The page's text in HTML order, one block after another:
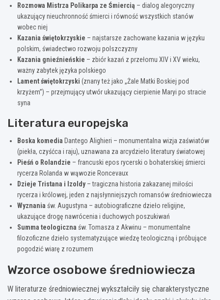
Rozmowa Mistrza Polikarpa ze Śmiercią – dialog alegoryczny
ukazujący nieuchronność śmierci i równość wszystkich stanów
wobec niej
Kazania świętokrzyskie – najstarsze zachowane kazania w języku
polskim, świadectwo rozwoju polszczyzny
Kazania gnieźnieńskie – zbiór kazań z przełomu XIV i XV wieku,
ważny zabytek języka polskiego
Lament świętokrzyski (znany też jako „Żale Matki Boskiej pod
krzyżem”) – przejmujący utwór ukazujący cierpienie Maryi po stracie
syna
Literatura europejska
Boska komedia Dantego Alighieri – monumentalna wizja zaświatów
(piekła, czyśćca i raju), uznawana za arcydzieło literatury światowej
Pieśń o Rolandzie – francuski epos rycerski o bohaterskiej śmierci
rycerza Rolanda w wąwozie Roncevaux
Dzieje Tristana i Izoldy– tragiczna historia zakazanej miłości
rycerza i królowej, jeden z najsłynniejszych romansów średniowiecza
Wyznania św. Augustyna – autobiograficzne dzieło religijne,
ukazujące drogę nawrócenia i duchowych poszukiwań
Summa teologiczna św. Tomasza z Akwinu – monumentalne
filozoficzne dzieło systematyzujące wiedzę teologiczną i próbujące
pogodzić wiarę z rozumem
Wzorce osobowe średniowiecza
W literaturze średniowiecznej wykształciły się charakterystyczne